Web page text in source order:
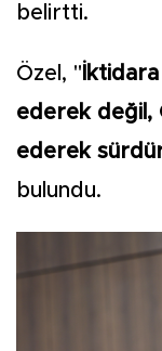
belirtti.
Özel, "
ederek değil,
ederek
bulundu.